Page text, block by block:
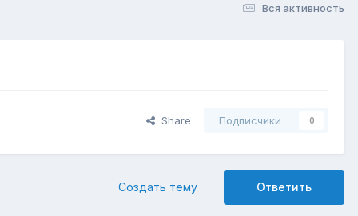
Вся активность
Share Подписчики 0
Ответить
Создать тему